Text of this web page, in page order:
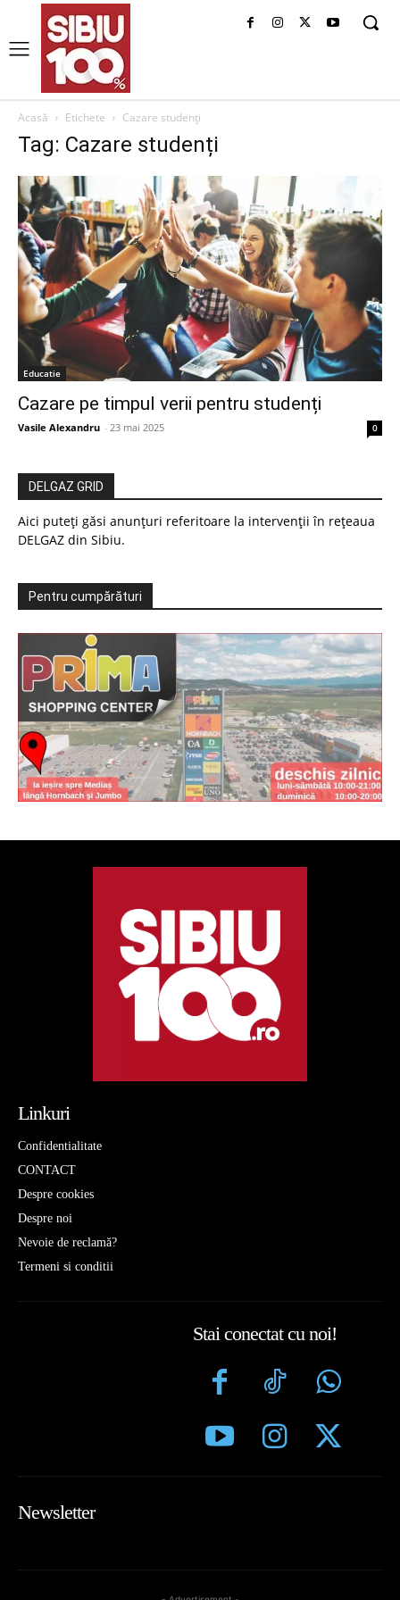
Acasă Etichete Cazare studenți
Tag: Cazare studenți
Educatie
Cazare pe timpul verii pentru studenți
Vasile Alexandru - 23 mai 2025 0
DELGAZ GRID
Aici puteți găsi anunțuri referitoare la intervenții în rețeaua
DELGAZ din Sibiu.
Pentru cumpărături
Linkuri
Confidentialitate
CONTACT
Despre cookies
Despre noi
Nevoie de reclamă?
Termeni si conditii
Stai conectat cu noi!
Newsletter